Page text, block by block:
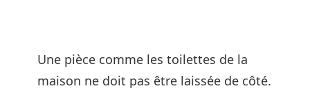
Une pièce comme les toilettes de la
maison ne doit pas être laissée de côté.